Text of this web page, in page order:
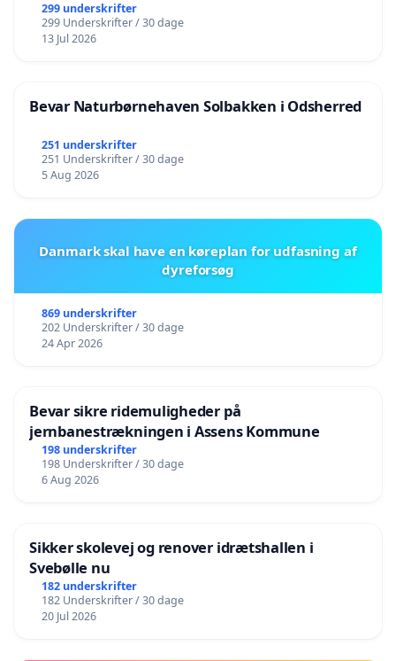
299 underskrifter
299 Underskrifter / 30 dage
13 Jul 2026
Bevar Naturbørnehaven Solbakken i Odsherred
251 underskrifter
251 Underskrifter / 30 dage
5 Aug 2026
Danmark skal have en køreplan for udfasning af
dyreforsøg
869 underskrifter
202 Underskrifter / 30 dage
24 Apr 2026
Bevar sikre ridemuligheder på
jernbanestrækningen i Assens Kommune
198 underskrifter
198 Underskrifter / 30 dage
6 Aug 2026
Sikker skolevej og renover idrætshallen i
Svebølle nu
182 underskrifter
182 Underskrifter / 30 dage
20 Jul 2026